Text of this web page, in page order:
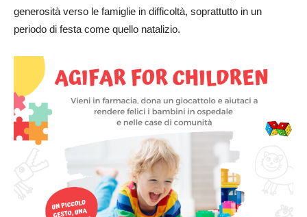
generosità verso le famiglie in difficoltà, soprattutto in un
periodo di festa come quello natalizio.